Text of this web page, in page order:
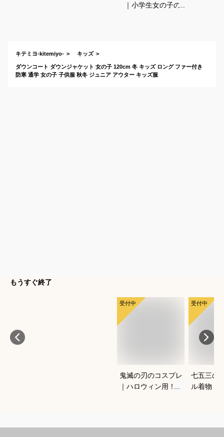
｜小学生女の子のお
キテミヨ-kitemiyo- キッズ
ダウンコート ダウンジャケット 女の子 120cm 冬 キッズ ロング ファー付き
防寒 通学 女の子 子供服 秋冬 ジュニア アウター キッズ服
もうすぐ終了
受付中
鬼滅の刃のコスプレ
｜ハロウィン用！キ
受付中
七五三の
ル着物（